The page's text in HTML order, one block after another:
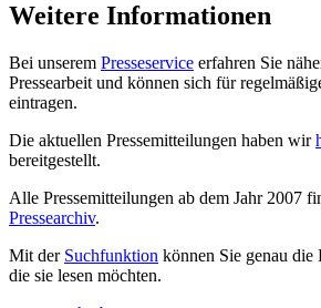
Weitere Informationen
Bei unserem Presseservice erfahren Sie
Pressearbeit und können sich für
eintragen.
Die aktuellen Pressemitteilungen haben wir
bereitgestellt.
Alle Pressemitteilungen ab dem Jahr 2007
Pressearchiv.
Mit der Suchfunktion können Sie genau die
die sie lesen möchten.